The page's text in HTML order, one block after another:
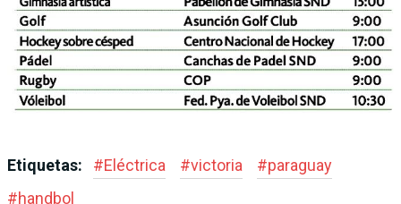
Etiquetas: #Eléctrica #victoria #paraguay
#handbol